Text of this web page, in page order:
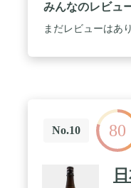
みんなのレビュ
まだレビューはあ
No.10 80